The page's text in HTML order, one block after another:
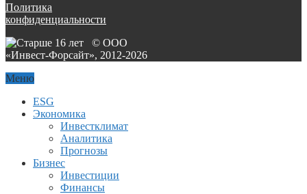
Политика
конфиденциальности
© ООО
«Инвест-Форсайт», 2012-2026
Меню
ESG
Экономика
Инвестклимат
Аналитика
Прогнозы
Бизнес
Инвестиции
Финансы